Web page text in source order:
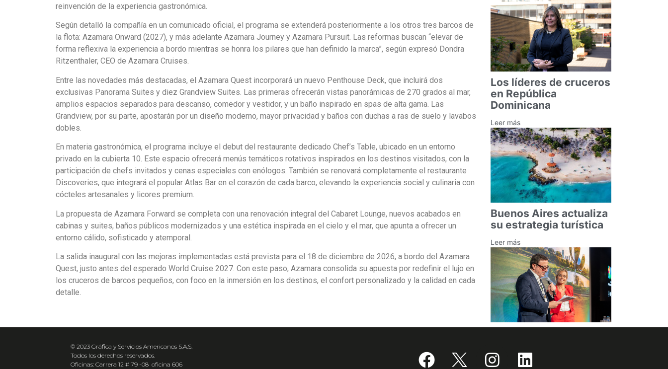
reinvención de la experiencia gastronómica.
Según detalló la compañía en un comunicado oficial, el programa se extenderá posteriormente a los otros tres barcos de
la flota: Azamara Onward (2027), y más adelante Azamara Journey y Azamara Pursuit. Las reformas buscan “elevar de
forma reflexiva la experiencia a bordo mientras se honra los pilares que han definido la marca”, según expresó Dondra
Ritzenthaler, CEO de Azamara Cruises.
Entre las novedades más destacadas, el Azamara Quest incorporará un nuevo Penthouse Deck, que incluirá dos
exclusivas Panorama Suites y diez Grandview Suites. Las primeras ofrecerán vistas panorámicas de 270 grados al mar,
amplios espacios separados para descanso, comedor y vestidor, y un baño inspirado en spas de alta gama. Las
Grandview, por su parte, apostarán por un diseño moderno, mayor privacidad y baños con duchas a ras de suelo y lavabos
dobles.
En materia gastronómica, el programa incluye el debut del restaurante dedicado Chef’s Table, ubicado en un entorno
privado en la cubierta 10. Este espacio ofrecerá menús temáticos rotativos inspirados en los destinos visitados, con la
participación de chefs invitados y cenas especiales con enólogos. También se renovará completamente el restaurante
Discoveries, que integrará el popular Atlas Bar en el corazón de cada barco, elevando la experiencia social y culinaria con
cócteles artesanales y licores premium.
La propuesta de Azamara Forward se completa con una renovación integral del Cabaret Lounge, nuevos acabados en
cabinas y suites, baños públicos modernizados y una estética inspirada en el cielo y el mar, que apunta a ofrecer un
entorno cálido, sofisticado y atemporal.
La salida inaugural con las mejoras implementadas está prevista para el 18 de diciembre de 2026, a bordo del Azamara
Quest, justo antes del esperado World Cruise 2027. Con este paso, Azamara consolida su apuesta por redefinir el lujo en
los cruceros de barcos pequeños, con foco en la inmersión en los destinos, el confort personalizado y la calidad en cada
detalle.
Los líderes de cruceros
en República
Dominicana
Leer más
Buenos Aires actualiza
su estrategia turística
Leer más
© 2023 Gráfica y Servicios Americanos S.A.S.
Todos los derechos reservados.
Oficinas: Carrera 12 # 79 -08 oficina 606